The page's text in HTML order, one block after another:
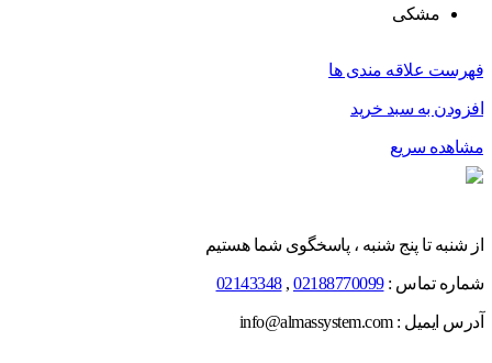
مشکی
فهرست علاقه مندی ها
افزودن به سبد خرید
مشاهده سریع
از شنبه تا پنج شنبه ، پاسخگوی شما هستیم
شماره تماس :02188770099
,
02143348
آدرس ایمیل : info@almassystem.com